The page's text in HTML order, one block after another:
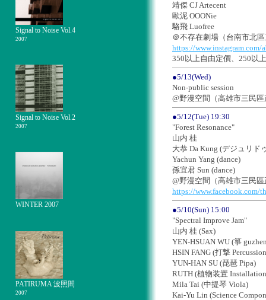
Signal to Noise Vol.4
2007
Signal to Noise Vol.2
2007
WINTER 2007
PATIRUMA 波照間
2007
靖傑 CJ Artecent
歐泥 OOONie
駱飛 Luofree
＠不存在劇場（台南市北
https://www.instagram.com/
350以上自由定價、250以
●5/13(Wed)
Non-public session
@野漫空間（高雄市三民
●5/12(Tue) 19:30
"Forest Resonance"
山内 桂
大恭 Da Kung (デジュリド
Yachun Yang (dance)
孫宜君 Sun (dance)
@野漫空間（高雄市三民
https://www.facebook.com/
●5/10(Sun) 15:00
"Spectral Improve Jam"
山内 桂 (Sax)
YEN-HSUAN WU (箏
HSIN FANG (打撃
YUN-HAN SU (琵琶 Pipa)
RUTH (植物装置
Mila Tai (中提琴 Viola)
Kai-Yu Lin (Science